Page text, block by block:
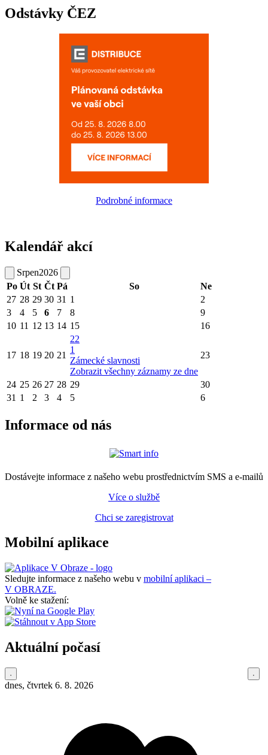
Odstávky ČEZ
Podrobné informace
Kalendář akcí
Srpen2026
Po Út St Čt Pá So
Ne
27 28 29 30 31 1
2
3
4 5 6 7 8
9
10 11 12 13 14 15 16
17 18 19 20 21
22
1
Zámecké slavnosti
Zobrazit všechny záznamy ze dne
23
24 25 26 27 28 29
30
31 1 2 3 4 5 6
Informace od nás
Dostávejte informace z našeho webu prostřednictvím SMS a e-mailů
Více o službě
Chci se zaregistrovat
Mobilní aplikace
Sledujte informace z našeho webu v mobilní aplikaci –
V OBRAZE.
Volně ke stažení:
Aktuální počasí
dnes, čtvrtek 6. 8. 2026